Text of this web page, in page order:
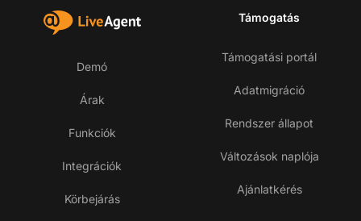
Demó
Árak
Funkciók
Integrációk
Körbejárás
Támogatás
Támogatási portál
Adatmigráció
Rendszer állapot
Változások naplója
Ajánlatkérés